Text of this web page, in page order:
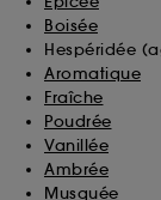
Boisée
Hespéridée
Aromatique
Fraîche
Poudrée
Vanillée
Ambrée
Musquée